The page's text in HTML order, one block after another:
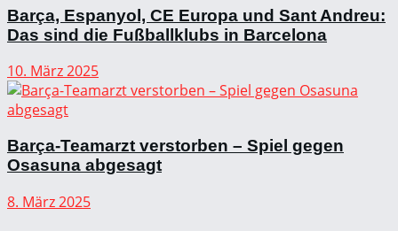
Barça, Espanyol, CE Europa und Sant Andreu:
Das sind die Fußballklubs in Barcelona
10. März 2025
Barça-Teamarzt verstorben – Spiel gegen
Osasuna abgesagt
8. März 2025